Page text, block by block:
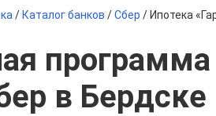
/ Каталог банков /Сбер / Ипотека
в Бердске